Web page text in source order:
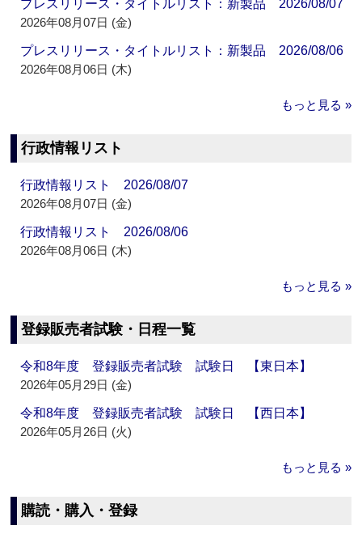
プレスリリース・タイトルリスト：新製品 2026/08/07
2026年08月07日 (金)
プレスリリース・タイトルリスト：新製品 2026/08/06
2026年08月06日 (木)
もっと見る »
行政情報リスト
行政情報リスト 2026/08/07
2026年08月07日 (金)
行政情報リスト 2026/08/06
2026年08月06日 (木)
もっと見る »
登録販売者試験・日程一覧
令和8年度 登録販売者試験 試験日 【東日本】
2026年05月29日 (金)
令和8年度 登録販売者試験 試験日 【西日本】
2026年05月26日 (火)
もっと見る »
購読・購入・登録